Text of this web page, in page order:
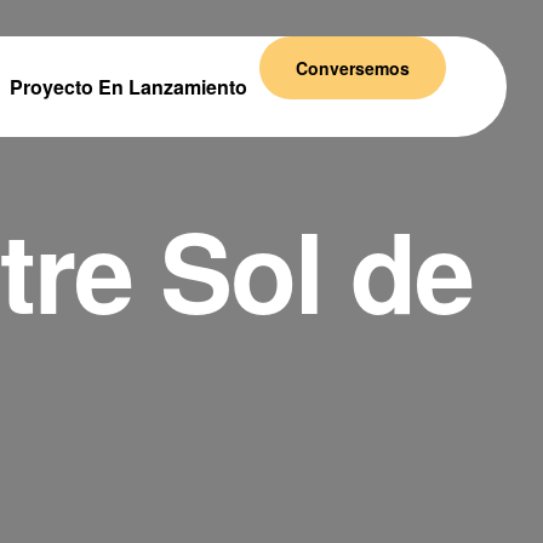
Proyecto En Lanzamiento
Conversemos
Sol de